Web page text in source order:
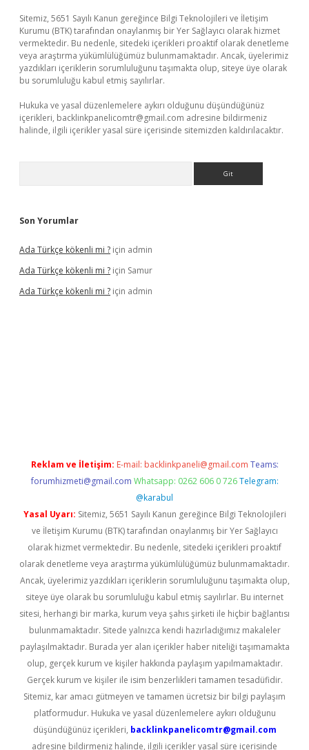
Sitemiz, 5651 Sayılı Kanun gereğince Bilgi Teknolojileri ve İletişim
Kurumu (BTK) tarafından onaylanmış bir Yer Sağlayıcı olarak hizmet
vermektedir. Bu nedenle, sitedeki içerikleri proaktif olarak denetleme
veya araştırma yükümlülüğümüz bulunmamaktadır. Ancak, üyelerimiz
yazdıkları içeriklerin sorumluluğunu taşımakta olup, siteye üye olarak
bu sorumluluğu kabul etmiş sayılırlar.
Hukuka ve yasal düzenlemelere aykırı olduğunu düşündüğünüz
içerikleri, backlinkpanelicomtr@gmail.com adresine bildirmeniz
halinde, ilgili içerikler yasal süre içerisinde sitemizden kaldırılacaktır.
Son Yorumlar
Ada Türkçe kökenli mi ? için admin
Ada Türkçe kökenli mi ? için Samur
Ada Türkçe kökenli mi ? için admin
Reklam ve İletişim: E-mail: backlinkpaneli@gmail.com Teams:
forumhizmeti@gmail.com Whatsapp: 0262 606 0 726 Telegram:
@karabul
Yasal Uyarı: Sitemiz, 5651 Sayılı Kanun gereğince Bilgi Teknolojileri
ve İletişim Kurumu (BTK) tarafından onaylanmış bir Yer Sağlayıcı
olarak hizmet vermektedir. Bu nedenle, sitedeki içerikleri proaktif
olarak denetleme veya araştırma yükümlülüğümüz bulunmamaktadır.
Ancak, üyelerimiz yazdıkları içeriklerin sorumluluğunu taşımakta olup,
siteye üye olarak bu sorumluluğu kabul etmiş sayılırlar. Bu internet
sitesi, herhangi bir marka, kurum veya şahıs şirketi ile hiçbir bağlantısı
bulunmamaktadır. Sitede yalnızca kendi hazırladığımız makaleler
paylaşılmaktadır. Burada yer alan içerikler haber niteliği taşımamakta
olup, gerçek kurum ve kişiler hakkında paylaşım yapılmamaktadır.
Gerçek kurum ve kişiler ile isim benzerlikleri tamamen tesadüfidir.
Sitemiz, kar amacı gütmeyen ve tamamen ücretsiz bir bilgi paylaşım
platformudur. Hukuka ve yasal düzenlemelere aykırı olduğunu
düşündüğünüz içerikleri, backlinkpanelicomtr@gmail.com
adresine bildirmeniz halinde, ilgili içerikler yasal süre içerisinde